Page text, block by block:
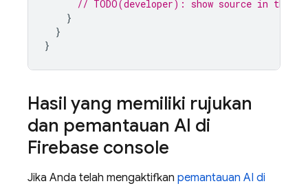
// TODO(developer): show source in the UI
}
}
}
Hasil yang memiliki rujukan
dan pemantauan AI di
Firebase console
Jika Anda telah mengaktifkan pemantauan AI di